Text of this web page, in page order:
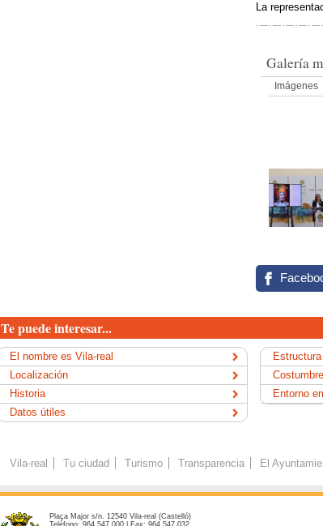
La
Galería
Imágenes
Te puede interesar...
El nombre es Vila-real
Localización
Historia
Datos útiles
Entorno
Vila-real Tu ciudad Turismo Transparencia El
Plaça Major s/n. 12540 Vila-real (Castelló)
Teléfono: 964 547 000 | Fax: 964 547 032